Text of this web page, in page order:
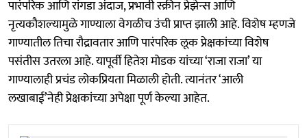
पारंपरिक आणि रांगडा अंदाज, प्रभावी स्क्रीन प्रेझेन्स आणि
नृत्यकौशल्यामुळे गाण्याला वेगळीच उंची प्राप्त झाली आहे. विशेष म्हणजे
गाण्यातील तिचा रौद्रावतार आणि पारंपरिक लूक प्रेक्षकांच्या विशेष
पसंतीस उतरला आहे. यापूर्वी हितेश मोडक यांच्या ‘राजा राजा’ या
गाण्यालाही प्रचंड लोकप्रियता मिळाली होती. त्यानंतर ‘आली
लखाबाई’नेही प्रेक्षकांच्या अपेक्षा पूर्ण केल्या आहेत.